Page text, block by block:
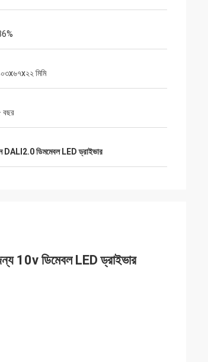
মিমি
বছর
DALI2.0 ডিমমেবল LED ড্রাইভার
10v ডিমেবল LED ড্রাইভার